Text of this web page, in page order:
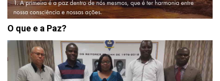
O que e a Paz?